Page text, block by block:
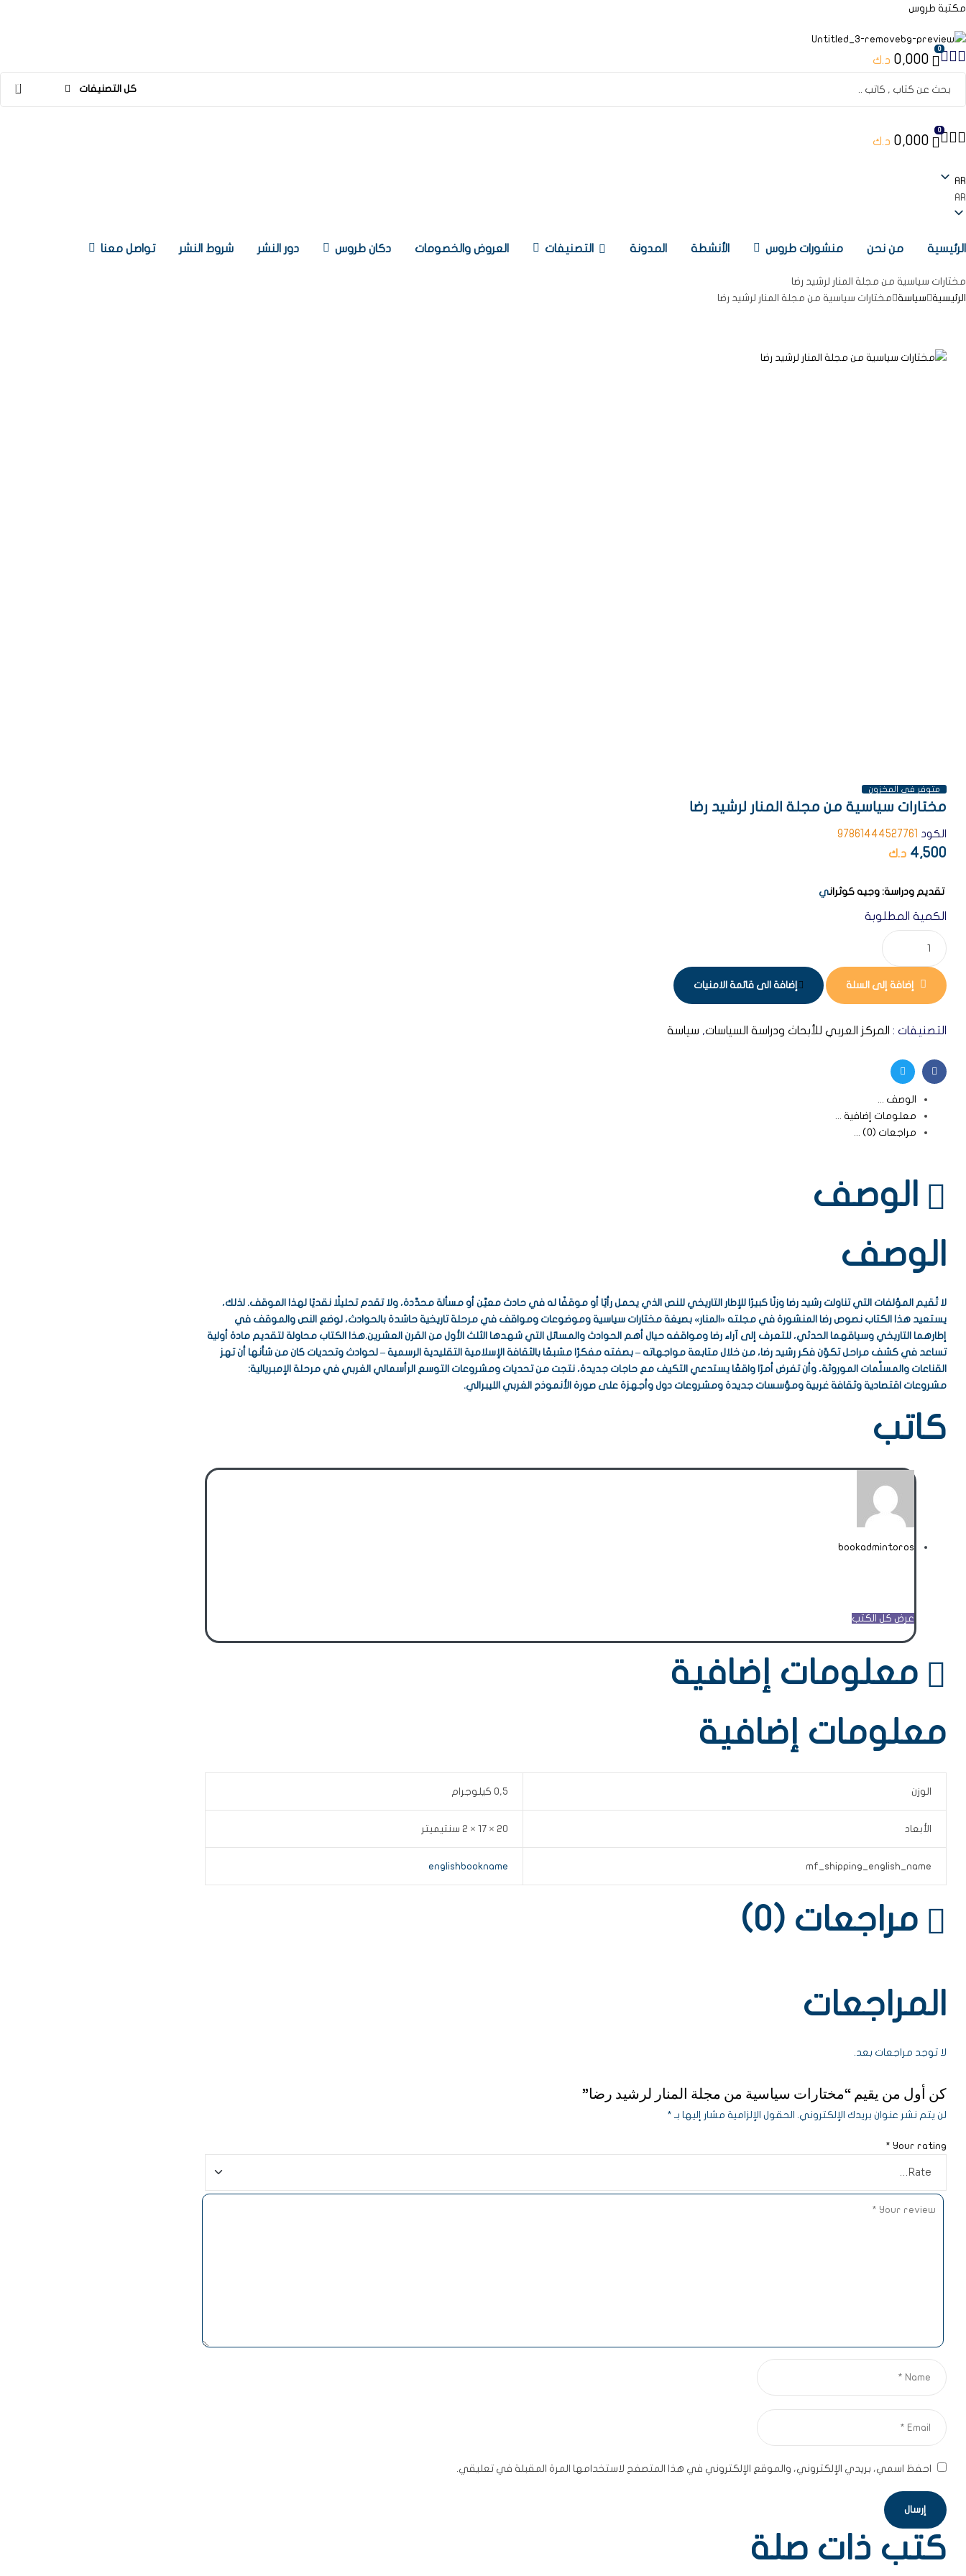
مكتبة طروس
0
0,000 د.ك
كل التصنيفات
0
0,000 د.ك
AR
AR
الرئيسية من نحن منشورات طروس الأنشطة المدونة التصنيفات العروض والخصومات دكان طروس دور النشر شروط النشر تواصل معنا
مختارات سياسية من مجلة المنار لرشيد رضا
الرئيسية سياسة مختارات سياسية من مجلة المنار لرشيد رضا
AVAILABILITY:
متوفر فى المخزون
مختارات سياسية من مجلة المنار لرشيد رضا
الكود 97861444527761
4,500 د.ك
تقديم ودراسة: وجيه كوثراني
الكمية المطلوبة
إضافة إلى السلة إضافة الى قائمة الامنيات
التصنيفات : المركز العربي للأبحاث ودراسة السياسات, سياسة
Facebook
Twitter
الوصف
معلومات إضافية
مراجعات (0)
الوصف
الوصف
لا تُقيم المؤلفات التي تناولت رشيد رضا وزنًا كبيرًا للإطار التاريخي للنص الذي يحمل رأيًا أو موقفًا له في حادث معيَّن أو مسألة محدَّدة، ولا تقدم تحليلًا نقديًا لهذا الموقف. لذلك،
يستعيد هذا الكتاب نصوص رضا المنشورة في مجلته «المنار» بصيغة مختارات سياسية وموضوعات ومواقف في مرحلة تاريخية حاشدة بالحوادث، لوضع النص والموقف في
إطارهما التاريخي وسياقهما الحدثي، للتعرف إلى آراء رضا ومواقفه حيال أهم الحوادث والمسائل التي شهدها الثلث الأول من القرن العشرين.هذا الكتاب محاولة لتقديم مادة أولية
تساعد في كشف مراحل تكوّن فكر رشيد رضا، من خلال متابعة مواجهاته – بصفته مفكرًا مشبعًا بالثقافة الإسلامية التقليدية الرسمية – لحوادث وتحديات كان من شأنها أن تهز
القناعات والمسلَّمات الموروثة، وأن تفرض أمرًا واقعًا يستدعي التكيف مع حاجات جديدة، نتجت من تحديات ومشروعات التوسع الرأسمالي الغربي في مرحلة الإمبريالية:
مشروعات اقتصادية وثقافة غربية ومؤسسات جديدة ومشروعات دول وأجهزة على صورة الأنموذج الغربي الليبرالي.
كاتب
bookadmintoros
عرض كل الكتب
معلومات إضافية
معلومات إضافية
الوزن 0,5 كيلوجرام
الأبعاد 20 × 17 × 2 سنتيميتر
mf_shipping_english_name
englishbookname
مراجعات (0)
المراجعات
لا توجد مراجعات بعد.
كن أول من يقيم “مختارات سياسية من مجلة المنار لرشيد رضا”
لن يتم نشر عنوان بريدك الإلكتروني. الحقول الإلزامية مشار إليها بـ *
Your rating
*
احفظ اسمي، بريدي الإلكتروني، والموقع الإلكتروني في هذا المتصفح لاستخدامها المرة المقبلة في تعليقي.
كتب ذات صلة